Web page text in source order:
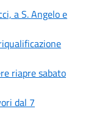
a S. Angelo e
riapre sabato
dal 7